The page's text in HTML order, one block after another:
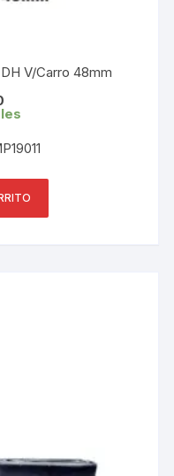
V/Carro 48mm